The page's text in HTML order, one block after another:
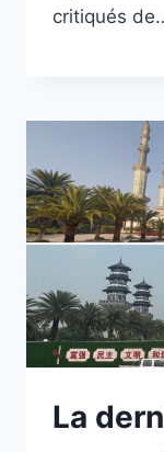
critiqués
La